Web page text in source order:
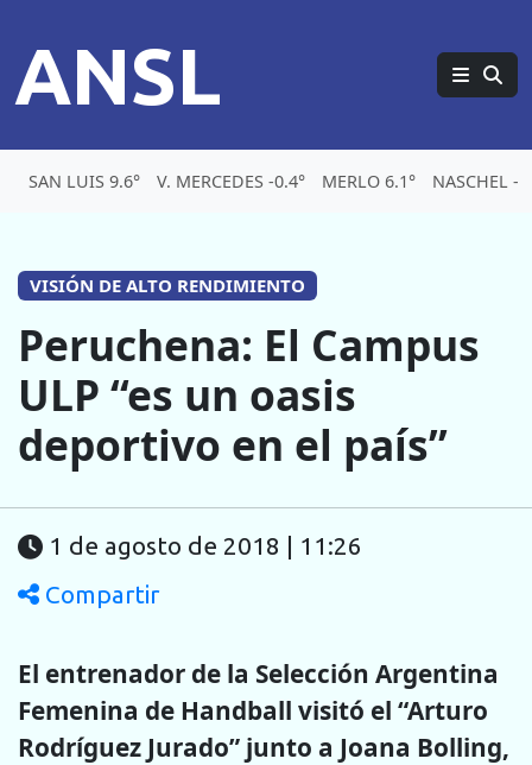
ANSL
SAN LUIS 9.6° V. MERCEDES -0.4° MERLO 6.1° NASCHEL -
VISIÓN DE ALTO RENDIMIENTO
Peruchena: El Campus
ULP “es un oasis
deportivo en el país”
1 de agosto de 2018 | 11:26
Compartir
El entrenador de la Selección Argentina
Femenina de Handball visitó el “Arturo
Rodríguez Jurado” junto a Joana Bolling,